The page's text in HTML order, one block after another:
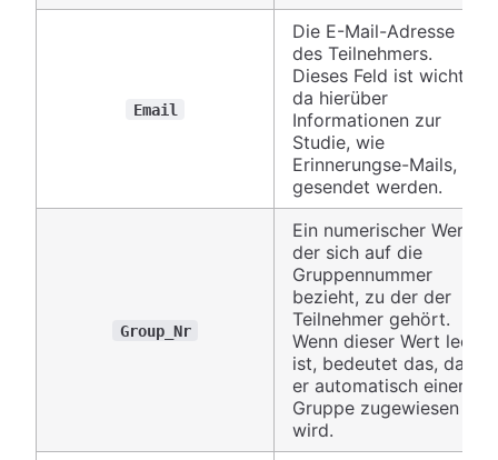
Email
Die E-Mail-Adresse
des Teilnehmers.
Dieses Feld ist wichtig,
da hierüber
Informationen zur
Studie, wie
Erinnerungse-Mails,
gesendet werden.
Group_Nr
Ein numerischer Wert,
der sich auf die
Gruppennummer
bezieht, zu der der
Teilnehmer gehört.
Wenn dieser Wert leer
ist, bedeutet das, dass
er automatisch einer
Gruppe zugewiesen
wird.